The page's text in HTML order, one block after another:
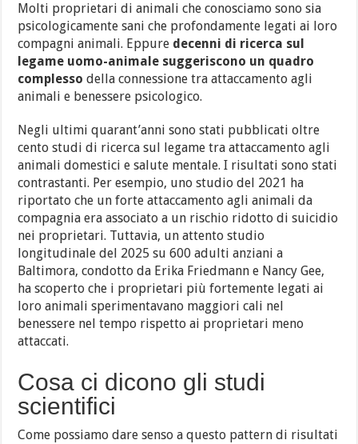
Molti proprietari di animali che conosciamo sono sia
psicologicamente sani che profondamente legati ai loro
compagni animali. Eppure decenni di ricerca sul
legame uomo-animale suggeriscono un quadro
complesso della connessione tra attaccamento agli
animali e benessere psicologico.
Negli ultimi quarant’anni sono stati pubblicati oltre
cento studi di ricerca sul legame tra attaccamento agli
animali domestici e salute mentale. I risultati sono stati
contrastanti. Per esempio, uno studio del 2021 ha
riportato che un forte attaccamento agli animali da
compagnia era associato a un rischio ridotto di suicidio
nei proprietari. Tuttavia, un attento studio
longitudinale del 2025 su 600 adulti anziani a
Baltimora, condotto da Erika Friedmann e Nancy Gee,
ha scoperto che i proprietari più fortemente legati ai
loro animali sperimentavano maggiori cali nel
benessere nel tempo rispetto ai proprietari meno
attaccati.
Cosa ci dicono gli studi
scientifici
Come possiamo dare senso a questo pattern di risultati